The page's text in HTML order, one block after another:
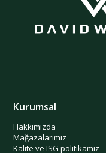
Kurumsal
Hakkımızda
Mağazalarımız
Kalite ve ISG politikamız